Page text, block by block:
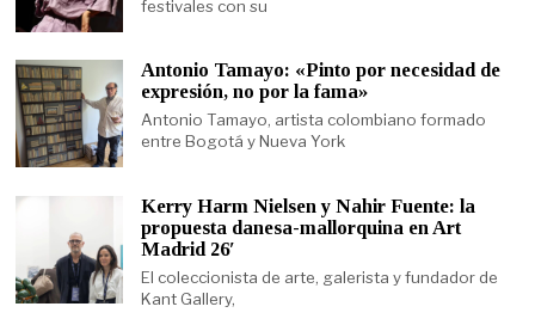
festivales con su
Antonio Tamayo: «Pinto por necesidad de
expresión, no por la fama»
Antonio Tamayo, artista colombiano formado
entre Bogotá y Nueva York
Kerry Harm Nielsen y Nahir Fuente: la
propuesta danesa-mallorquina en Art
Madrid 26′
El coleccionista de arte, galerista y fundador de
Kant Gallery,